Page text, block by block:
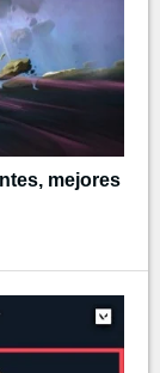
mejores